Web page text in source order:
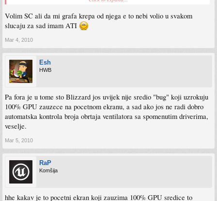
Volim SC ali da mi grafa krepa od njega e to nebi volio u svakom
slucaju za sad imam ATI
Mar 4, 2010
Esh
HWB
Pa fora je u tome sto Blizzard jos uvijek nije sredio "bug" koji uzrokuju
100% GPU zauzece na pocetnom ekranu, a sad ako jos ne radi dobro
automatska kontrola broja obrtaja ventilatora sa spomenutim driverima,
veselje.
Mar 5, 2010
RaP
Komšija
hhe kakav je to pocetni ekran koji zauzima 100% GPU sredice to